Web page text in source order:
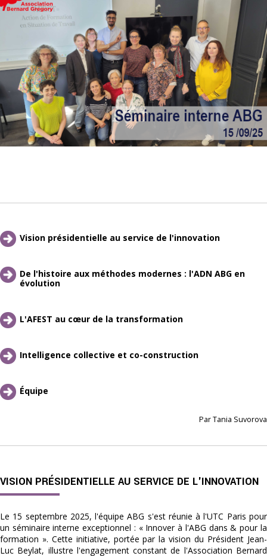
Vision présidentielle au service de l'innovation
De l'histoire aux méthodes modernes : l'ADN ABG en
évolution
L'AFEST au cœur de la transformation
Intelligence collective et co-construction
Équipe
Par Tania Suvorova
VISION PRÉSIDENTIELLE AU SERVICE DE L'INNOVATION
Le 15 septembre 2025, l'équipe ABG s'est réunie à l'UTC Paris pour
un séminaire interne exceptionnel : « Innover à l'ABG dans & pour la
formation ». Cette initiative, portée par la vision du Président Jean-
Luc Beylat, illustre l'engagement constant de l'Association Bernard